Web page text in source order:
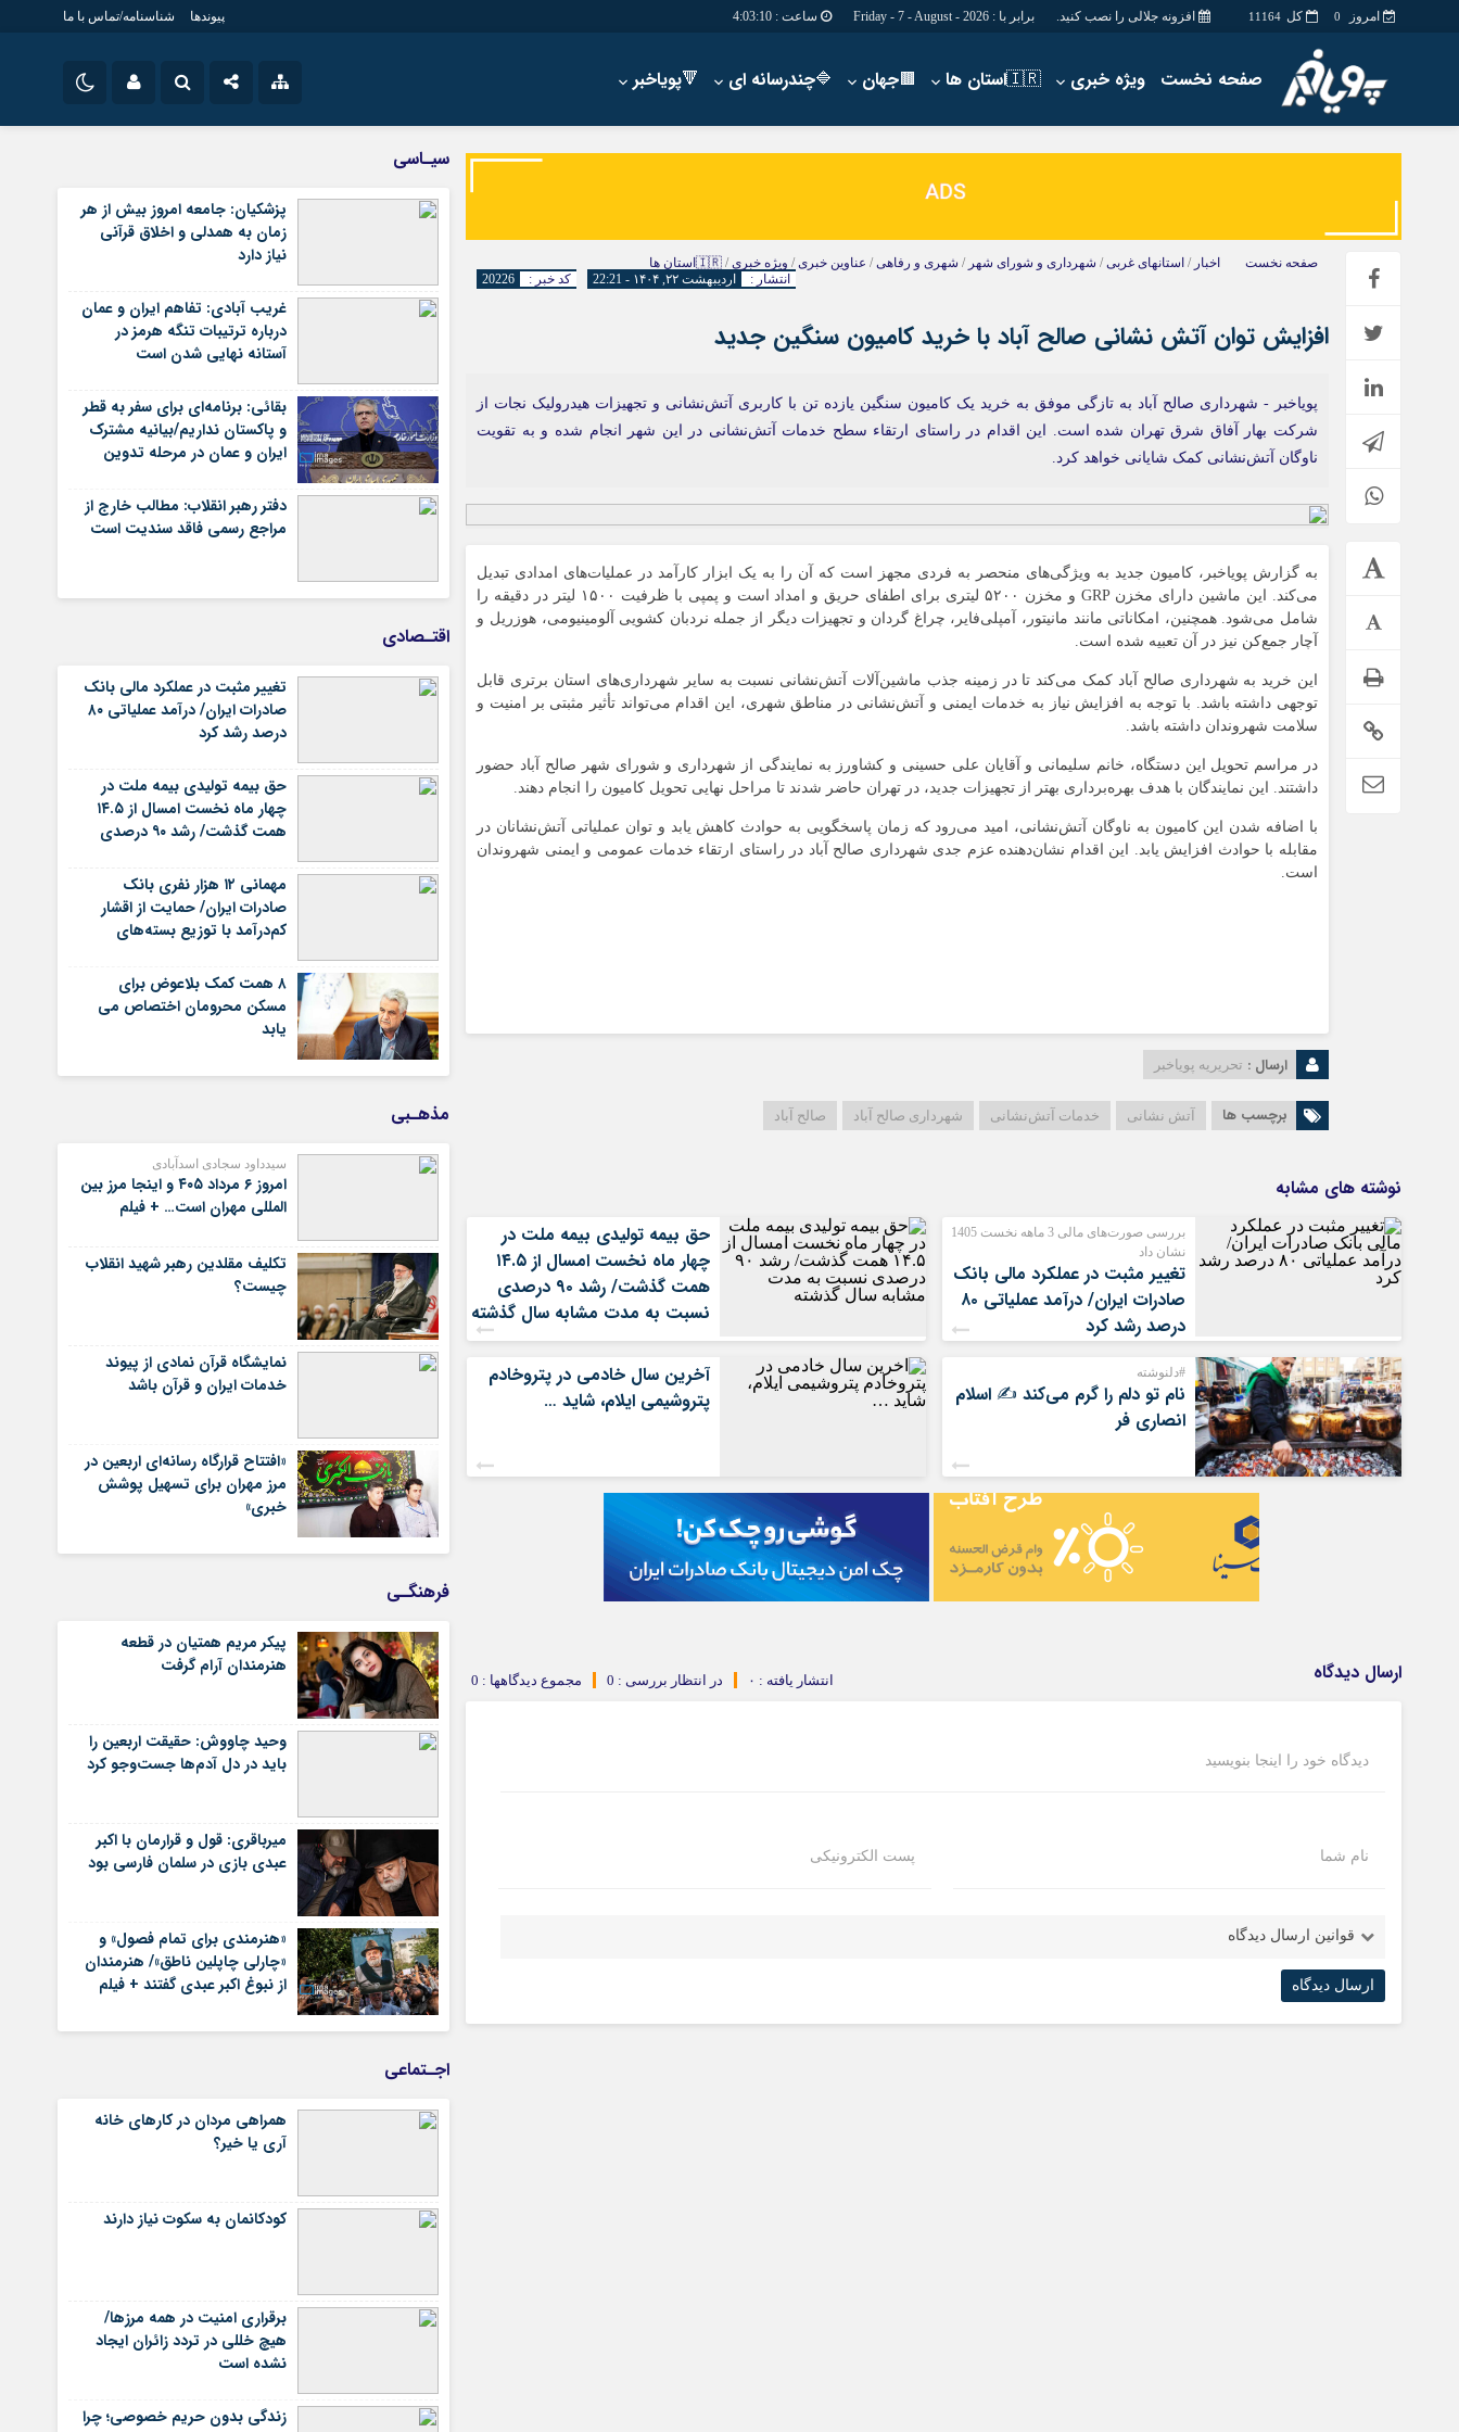
کل 11164 امروز 0 افزونه جلالی را نصب کنید. برابر با : Friday - 7 - August - 2026 ساعت : 4:03:11 پیوندها شناسنامه/تماس با ما
صفحه نخست ویژه خبری 🇮🇷استان ها 🟫جهان 🔷چندرسانه ای 🔻پویاخبر
سروش
ایتا
آپارات مرا به خاطر بسپار
اخبار
فرهنگ
چند رسانه دسترسی سریع
برگه دو ستونه
پیوندها
گروه فرهنگ
اقتصاد
سیاسی
صفحه نخست اخبار / استانهای غربی/ شهرداری و شورای شهر / شهری و رفاهی/ عناوین خبری/ ویژه خبری/ 🇮🇷استان ها
انتشار :
اردیبهشت ۲۲, ۱۴۰۴ - 22:21 کد خبر : 20226
افزایش توان آتش نشانی صالح آباد با خرید کامیون سنگین جدید
پویاخبر - شهرداری صالح آباد به تازگی موفق به خرید یک کامیون سنگین یازده تن با کاربری آتش‌نشانی و تجهیزات هیدرولیک نجات از
شرکت بهار آفاق شرق تهران شده است. این اقدام در راستای ارتقاء سطح خدمات آتش‌نشانی در این شهر انجام شده و به تقویت
ناوگان آتش‌نشانی کمک شایانی خواهد کرد.
به گزارش پویاخبر، کامیون جدید به ویژگی‌های منحصر به فردی مجهز است که آن را به یک ابزار کارآمد در عملیات‌های امدادی تبدیل
می‌کند. این ماشین دارای مخزن GRP و مخزن ۵۲۰۰ لیتری برای اطفای حریق و امداد است و پمپی با ظرفیت ۱۵۰۰ لیتر در دقیقه را
شامل می‌شود. همچنین، امکاناتی مانند مانیتور، آمپلی‌فایر، چراغ گردان و تجهیزات دیگر از جمله نردبان کشویی آلومینیومی، هوزریل و
آچار جمع‌کن نیز در آن تعبیه شده است.
این خرید به شهرداری صالح آباد کمک می‌کند تا در زمینه جذب ماشین‌آلات آتش‌نشانی نسبت به سایر شهرداری‌های استان برتری قابل
توجهی داشته باشد. با توجه به افزایش نیاز به خدمات ایمنی و آتش‌نشانی در مناطق شهری، این اقدام می‌تواند تأثیر مثبتی بر امنیت و
سلامت شهروندان داشته باشد.
در مراسم تحویل این دستگاه، خانم سلیمانی و آقایان علی حسینی و کشاورز به نمایندگی از شهرداری و شورای شهر صالح آباد حضور
داشتند. این نمایندگان با هدف بهره‌برداری بهتر از تجهیزات جدید، در تهران حاضر شدند تا مراحل نهایی تحویل کامیون را انجام دهند.
با اضافه شدن این کامیون به ناوگان آتش‌نشانی، امید می‌رود که زمان پاسخگویی به حوادث کاهش یابد و توان عملیاتی آتش‌نشانان در
مقابله با حوادث افزایش یابد. این اقدام نشان‌دهنده عزم جدی شهرداری صالح آباد در راستای ارتقاء خدمات عمومی و ایمنی شهروندان
است.
ارسال : تحریریه پویاخبر
برچسب ها آتش نشانی خدمات آتش‌نشانی شهرداری صالح آباد صالح آباد
نوشته های مشابه
بررسی صورت‌های مالی 3 ماهه نخست 1405
نشان داد
تغییر مثبت در عملکرد مالی بانک
صادرات ایران/ درآمد عملیاتی ۸۰
درصد رشد کرد
حق بیمه تولیدی بیمه ملت در
چهار ماه نخست امسال از ۱۴.۵
همت گذشت/ رشد ۹۰ درصدی
نسبت به مدت مشابه سال گذشته
#دلنوشته
نام تو دلم را گرم می‌کند ✍️ اسلام
انصاری فر
آخرین سال خادمی در پتروخادم
پتروشیمی ایلام، شاید …
ارسال دیدگاه مجموع دیدگاهها : 0 در انتظار بررسی : 0 انتشار یافته : ۰
دیدگاه خود را اینجا بنویسید
نام شما پست الکترونیکی
قوانین ارسال دیدگاه
سیـاسی
پزشکیان: جامعه امروز بیش از هر
زمان به همدلی و اخلاق قرآنی
نیاز دارد
غریب آبادی: تفاهم ایران و عمان
درباره ترتیبات تنگه هرمز در
آستانه نهایی شدن است
بقائی: برنامه‌ای برای سفر به قطر
و پاکستان نداریم/بیانیه مشترک
ایران و عمان در مرحله تدوین
دفتر رهبر انقلاب: مطالب خارج از
مراجع رسمی فاقد سندیت است
اقتـصادی
تغییر مثبت در عملکرد مالی بانک
صادرات ایران/ درآمد عملیاتی ۸۰
درصد رشد کرد
حق بیمه تولیدی بیمه ملت در
چهار ماه نخست امسال از ۱۴.۵
همت گذشت/ رشد ۹۰ درصدی
گذشته
مهمانی ۱۲ هزار نفری بانک
صادرات ایران/ حمایت از اقشار
کم‌درآمد با توزیع بسته‌های
۸ همت کمک بلاعوض برای
مسکن محرومان اختصاص می
یابد
مذهـبی
سیدداود سجادی اسدآبادی
امروز ۶ مرداد ۴۰۵ و اینجا مرز بین
المللی مهران است… + فیلم
تکلیف مقلدین رهبر شهید انقلاب
چیست؟
نمایشگاه قرآن نمادی از پیوند
خدمات ایران و قرآن باشد
«افتتاح قرارگاه رسانه‌ای اربعین در
مرز مهران برای تسهیل پوشش
خبری»
فرهنگـی
پیکر مریم همتیان در قطعه
هنرمندان آرام گرفت
وحید چاووش: حقیقت اربعین را
باید در دل آدم‌ها جست‌وجو کرد
میرباقری: قول و قرارمان با اکبر
عبدی بازی در سلمان فارسی بود
«هنرمندی برای تمام فصول» و
«چارلی چاپلین ناطق»/ هنرمندان
از نبوغ اکبر عبدی گفتند + فیلم
اجـتماعی
همراهی مردان در کارهای خانه
آری یا خیر؟
کودکانمان به سکوت نیاز دارند
برقراری امنیت در همه مرزها/
هیچ‌ خللی در تردد زائران ایجاد
نشده است
زندگی بدون حریم خصوصی؛ چرا